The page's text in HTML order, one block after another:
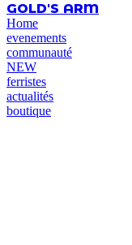
GOLD'S ARM
Home
evenements
communauté
NEW
ferristes
actualités
boutique